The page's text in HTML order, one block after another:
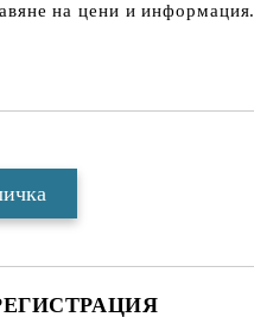
на цени и информация.